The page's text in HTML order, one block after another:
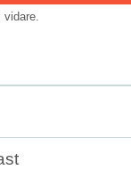
vidare.